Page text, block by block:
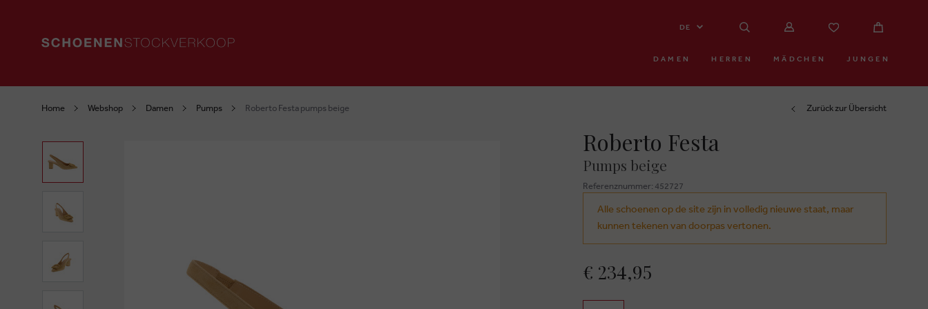
DE
DAMEN HERREN MÄDCHEN JUNGEN
Home Webshop Damen Pumps Roberto Festa pumps beige Zurück zur Übersicht
Roberto Festa
Pumps beige
Referenznummer: 452727
Alle schoenen op de site zijn in volledig nieuwe staat, maar
kunnen tekenen van doorpas vertonen.
€ 234,95